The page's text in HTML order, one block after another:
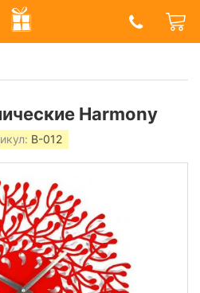
Prazdnik
Shop
Harmony
B-012